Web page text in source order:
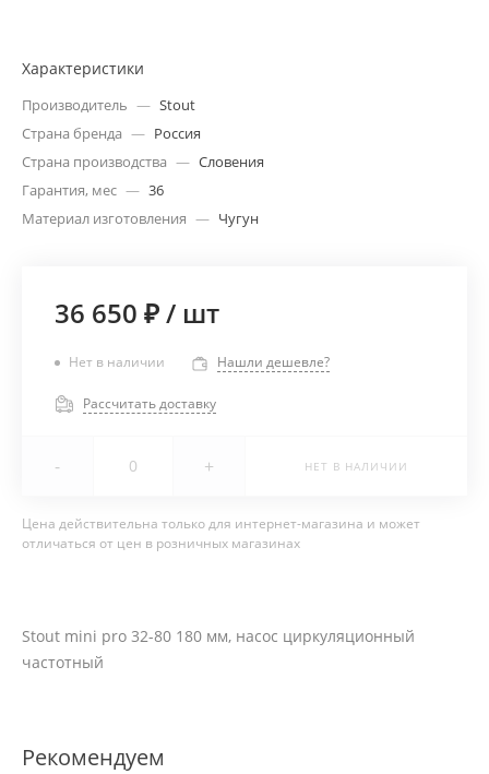
Характеристики
Производитель — Stout
Страна бренда — Россия
Страна производства — Словения
Гарантия, мес — 36
Материал изготовления — Чугун
36 650 ₽/ шт
Нет в наличии Нашли дешевле?
Рассчитать доставку
- + НЕТ В НАЛИЧИИ
Цена действительна только для интернет-магазина и может
отличаться от цен в розничных магазинах
Stout mini pro 32-80 180 мм, насос циркуляционный
частотный
Рекомендуем